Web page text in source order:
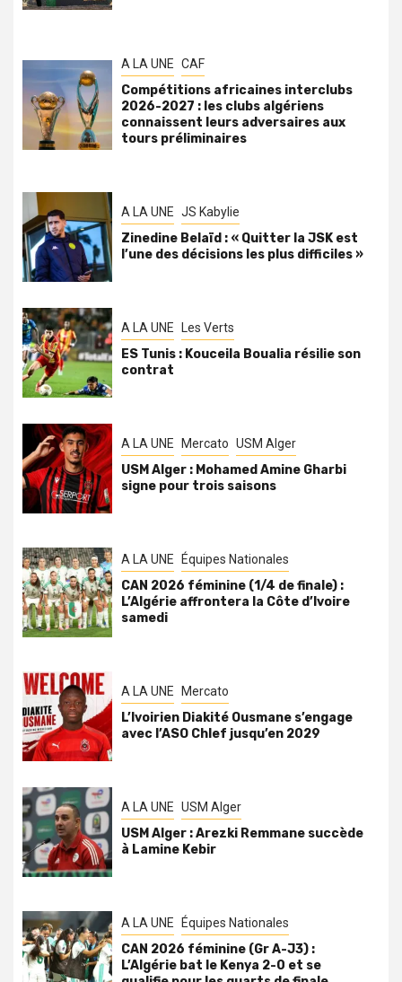
A LA UNE CAF
Compétitions africaines interclubs
2026-2027 : les clubs algériens
connaissent leurs adversaires aux
tours préliminaires
A LA UNE JS Kabylie
Zinedine Belaïd : « Quitter la JSK est
l’une des décisions les plus difficiles »
A LA UNE Les Verts
ES Tunis : Kouceila Boualia résilie son
contrat
A LA UNE Mercato USM Alger
USM Alger : Mohamed Amine Gharbi
signe pour trois saisons
A LA UNE Équipes Nationales
CAN 2026 féminine (1/4 de finale) :
L’Algérie affrontera la Côte d’Ivoire
samedi
A LA UNE Mercato
L’Ivoirien Diakité Ousmane s’engage
avec l’ASO Chlef jusqu’en 2029
A LA UNE USM Alger
USM Alger : Arezki Remmane succède
à Lamine Kebir
A LA UNE Équipes Nationales
CAN 2026 féminine (Gr A-J3) :
L’Algérie bat le Kenya 2-0 et se